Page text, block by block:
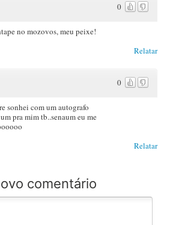
0
no mozovos, meu peixe!
Relatar
0
sonhei com um autografo
pra mim tb..senaum eu me
Relatar
comentário